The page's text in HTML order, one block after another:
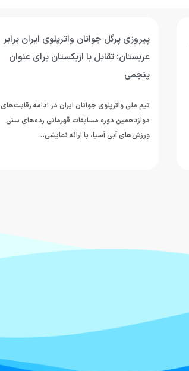
پیروزی پرگل جوانان واترپلوی ایران برابر
عربستان؛ تقابل با ازبکستان برای عنوان
پنجمی
تیم ملی واترپلوی جوانان ایران در ادامه رقابت‌های
دوازدهمین دوره مسابقات قهرمانی رده‌های سنی
ورزش‌های آبی آسیا، با ارائه نمایشی…